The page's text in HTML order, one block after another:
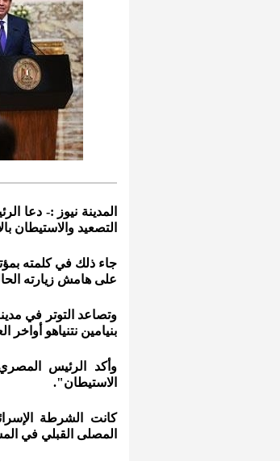
المدينة نيوز :- دعا
التصعيد والاستيطان
جاء ذلك في كلمته
على هامش زيارته
وتصاعد التوتر في
بنيامين نتنياهو
وأكد الرئيس
الاستيطان".
كانت الشرطة
المصلى القبلي في